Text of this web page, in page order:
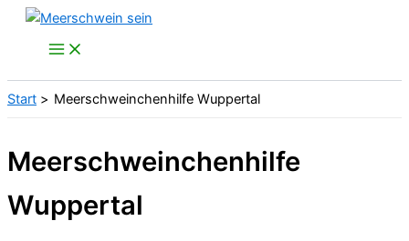
Zum
Start Meerschweinchenhilfe Wuppertal
Meerschweinchenhilfe
Wuppertal